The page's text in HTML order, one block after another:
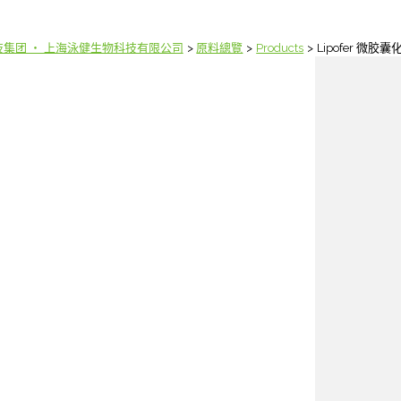
集团 ‧ 上海泳健生物科技有限公司 原料總覽 Products Lipofer 微胶囊